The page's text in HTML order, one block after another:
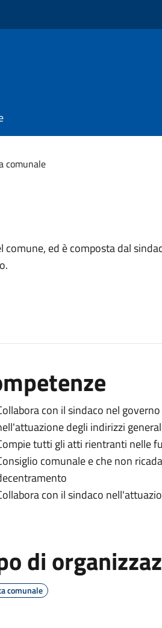
comunale
ed è composta dal
con il sindaco nel
degli indirizzi
tutti gli atti rientranti nelle
comunale e che non
con il sindaco
di
comunale